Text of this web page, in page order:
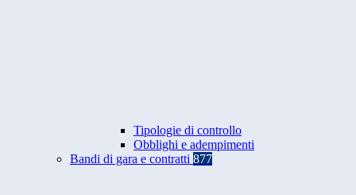
Tipologie di controllo
Obblighi e adempimenti
Bandi di gara e contratti 877